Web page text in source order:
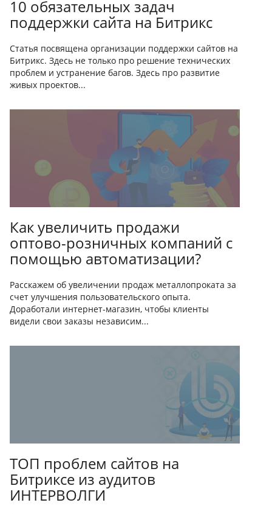
10 обязательных задач
поддержки сайта на Битрикс
Статья посвящена организации поддержки сайтов на
Битрикс. Здесь не только про решение технических
проблем и устранение багов. Здесь про развитие
живых проектов...
Как увеличить продажи
оптово-розничных компаний с
помощью автоматизации?
Расскажем об увеличении продаж металлопроката за
счет улучшения пользовательского опыта.
Доработали интернет-магазин, чтобы клиенты
видели свои заказы независим...
ТОП проблем сайтов на
Битриксе из аудитов
ИНТЕРВОЛГИ